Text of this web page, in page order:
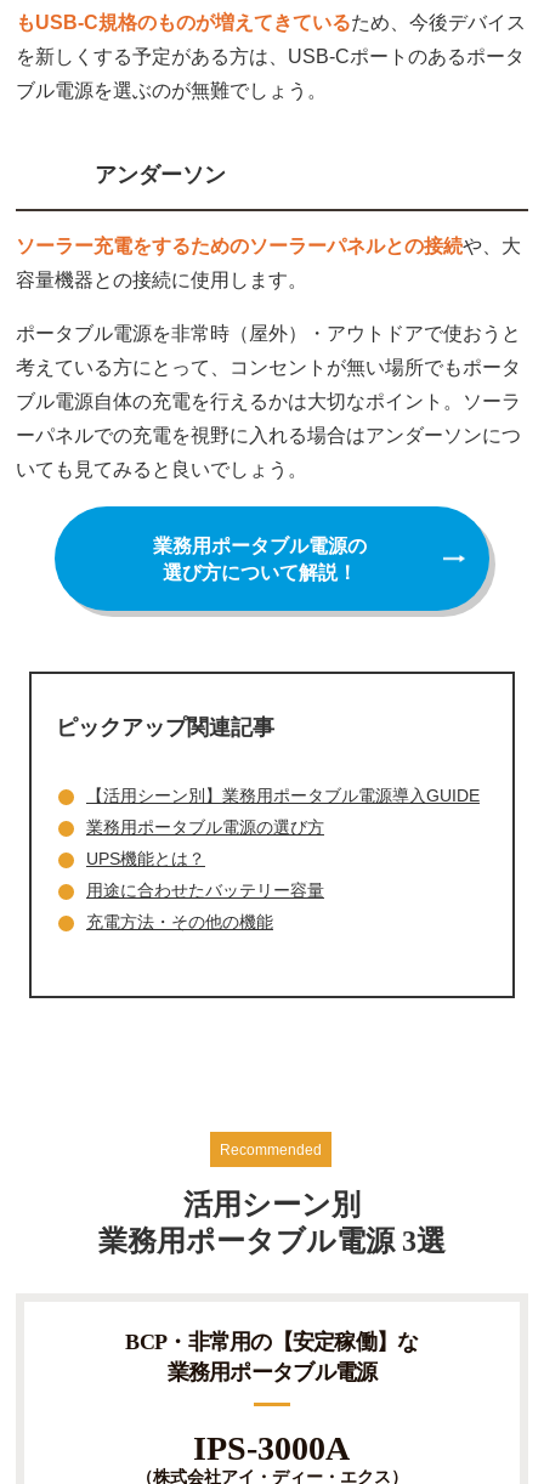
もUSB-C規格のものが増えてきているため、今後デバイス
を新しくする予定がある方は、USB-Cポートのあるポータ
ブル電源を選ぶのが無難でしょう。
アンダーソン
ソーラー充電をするためのソーラーパネルとの接続や、大
容量機器との接続に使用します。
ポータブル電源を非常時（屋外）・アウトドアで使おうと
考えている方にとって、コンセントが無い場所でもポータ
ブル電源自体の充電を行えるかは大切なポイント。ソーラ
ーパネルでの充電を視野に入れる場合はアンダーソンにつ
いても見てみると良いでしょう。
業務用ポータブル電源の
選び方について解説！
ピックアップ関連記事
【活用シーン別】業務用ポータブル電源導入GUIDE
業務用ポータブル電源の選び方
UPS機能とは？
用途に合わせたバッテリー容量
充電方法・その他の機能
活用シーン別
業務用ポータブル電源 3選
BCP・非常用の【安定稼働】な
業務用ポータブル電源
IPS-3000A
（株式会社アイ・ディー・エクス）